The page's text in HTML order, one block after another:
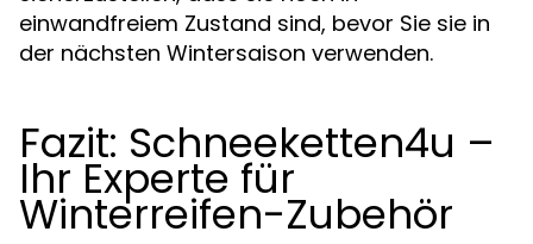
einwandfreiem Zustand sind, bevor Sie sie in
der nächsten Wintersaison verwenden.
Fazit: Schneeketten4u –
Ihr Experte für
Winterreifen-Zubehör